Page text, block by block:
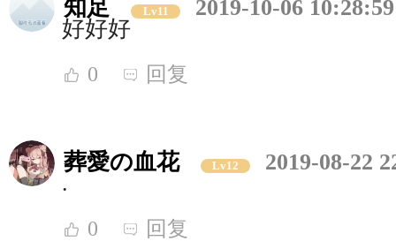
知足 Lv11
2019-10-06 10:28:59
好好好
0 回复
葬愛の血花 Lv12
2019-08-22
.
0 回复